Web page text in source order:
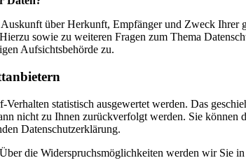
über Herkunft, Empfänger und Zweck Ihrer
sowie zu weiteren Fragen zum Thema
Aufsichtsbehörde zu.
statistisch ausgewertet werden. Das
nicht zu Ihnen zurückverfolgt werden. Sie
Datenschutzerklärung.
die Widerspruchsmöglichkeiten werden wir Sie